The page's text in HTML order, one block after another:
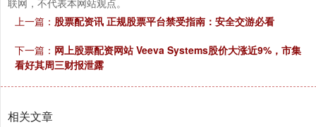
联网，不代表本网站观点。
上一篇： 股票配资讯 正规股票平台禁受指南：安全交游必看
下一篇： 网上股票配资网站 Veeva Systems股价大涨近9%，市集
看好其周三财报泄露
相关文章